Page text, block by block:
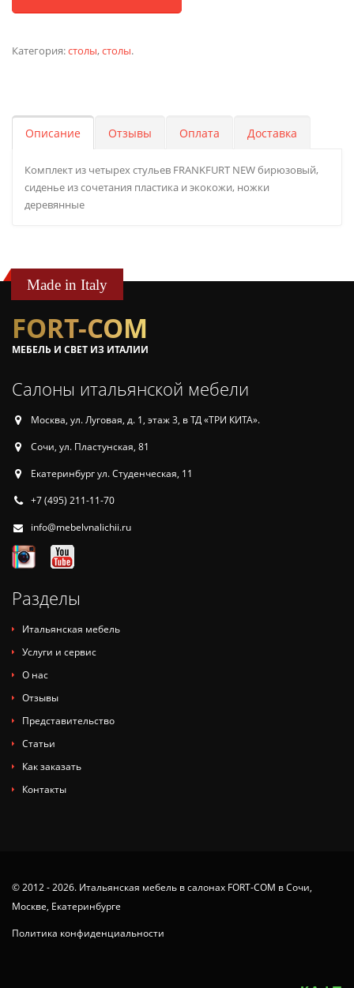
Категория:столы,столы.
Описание Отзывы Оплата Доставка
Комплект из четырех стульев FRANKFURT NEW бирюзовый,
сиденье из сочетания пластика и экокожи, ножки
деревянные
Made in Italy
FORT-COM
МЕБЕЛЬ И СВЕТ ИЗ ИТАЛИИ
Салоны итальянской мебели
Москва, ул. Луговая, д. 1, этаж 3, в ТД «ТРИ КИТА».
Сочи, ул. Пластунская, 81
Екатеринбург ул. Студенческая, 11
+7 (495) 211-11-70
info@mebelvnalichii.ru
Разделы
Итальянская мебель
Услуги и сервис
О нас
Отзывы
Представительство
Статьи
Как заказать
Контакты
© 2012 - 2026. Итальянская мебель в салонах FORT-COM в Сочи,
Москве, Екатеринбурге
Политика конфиденциальности